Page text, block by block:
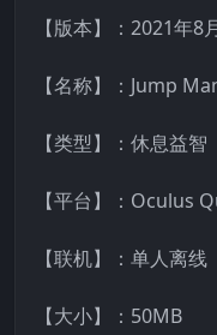
【版本】：2021年
【名称】：Jump
【类型】：休息益智
【平台】：Oculus
【联机】：单人离线
【大小】：50MB